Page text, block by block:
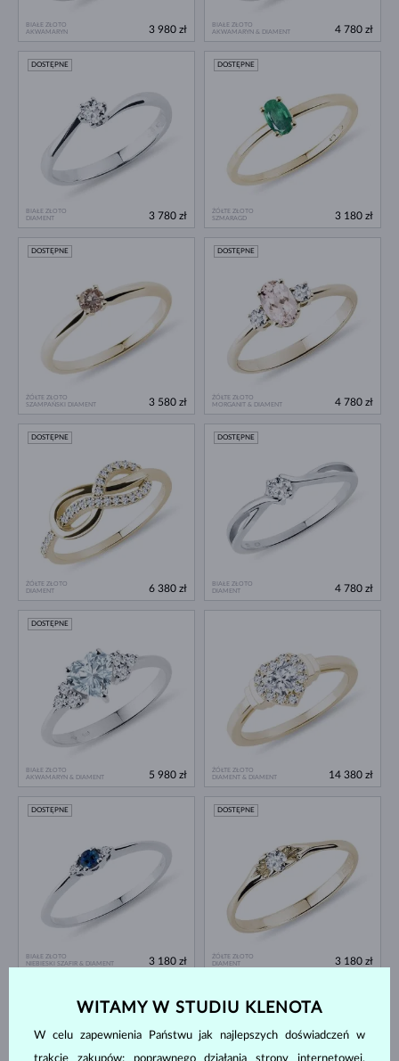
BIAŁE ZŁOTO
AKWAMARYN
3 980 zł
BIAŁE ZŁOTO
AKWAMARYN & DIAMENT
4 780 zł
BIAŁE ZŁOTO
DIAMENT
DOSTĘPNE
3 780 zł
ŻÓŁTE ZŁOTO
SZMARAGD
DOSTĘPNE
3 180 zł
ŻÓŁTE ZŁOTO
SZAMPAŃSKI DIAMENT
DOSTĘPNE
3 580 zł
ŻÓŁTE ZŁOTO
MORGANIT & DIAMENT
DOSTĘPNE
4 780 zł
ŻÓŁTE ZŁOTO
DIAMENT
DOSTĘPNE
6 380 zł
BIAŁE ZŁOTO
DIAMENT
DOSTĘPNE
4 780 zł
BIAŁE ZŁOTO
AKWAMARYN & DIAMENT
DOSTĘPNE
5 980 zł
ŻÓŁTE ZŁOTO
DIAMENT & DIAMENT
14 380 zł
BIAŁE ZŁOTO
NIEBIESKI SZAFIR & DIAMENT
DOSTĘPNE
3 180 zł
ŻÓŁTE ZŁOTO
DIAMENT
DOSTĘPNE
3 180 zł
WITAMY W STUDIU KLENOTA
W celu zapewnienia Państwu jak najlepszych doświadczeń w